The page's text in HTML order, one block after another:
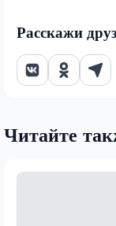
Расскажи
Читайте